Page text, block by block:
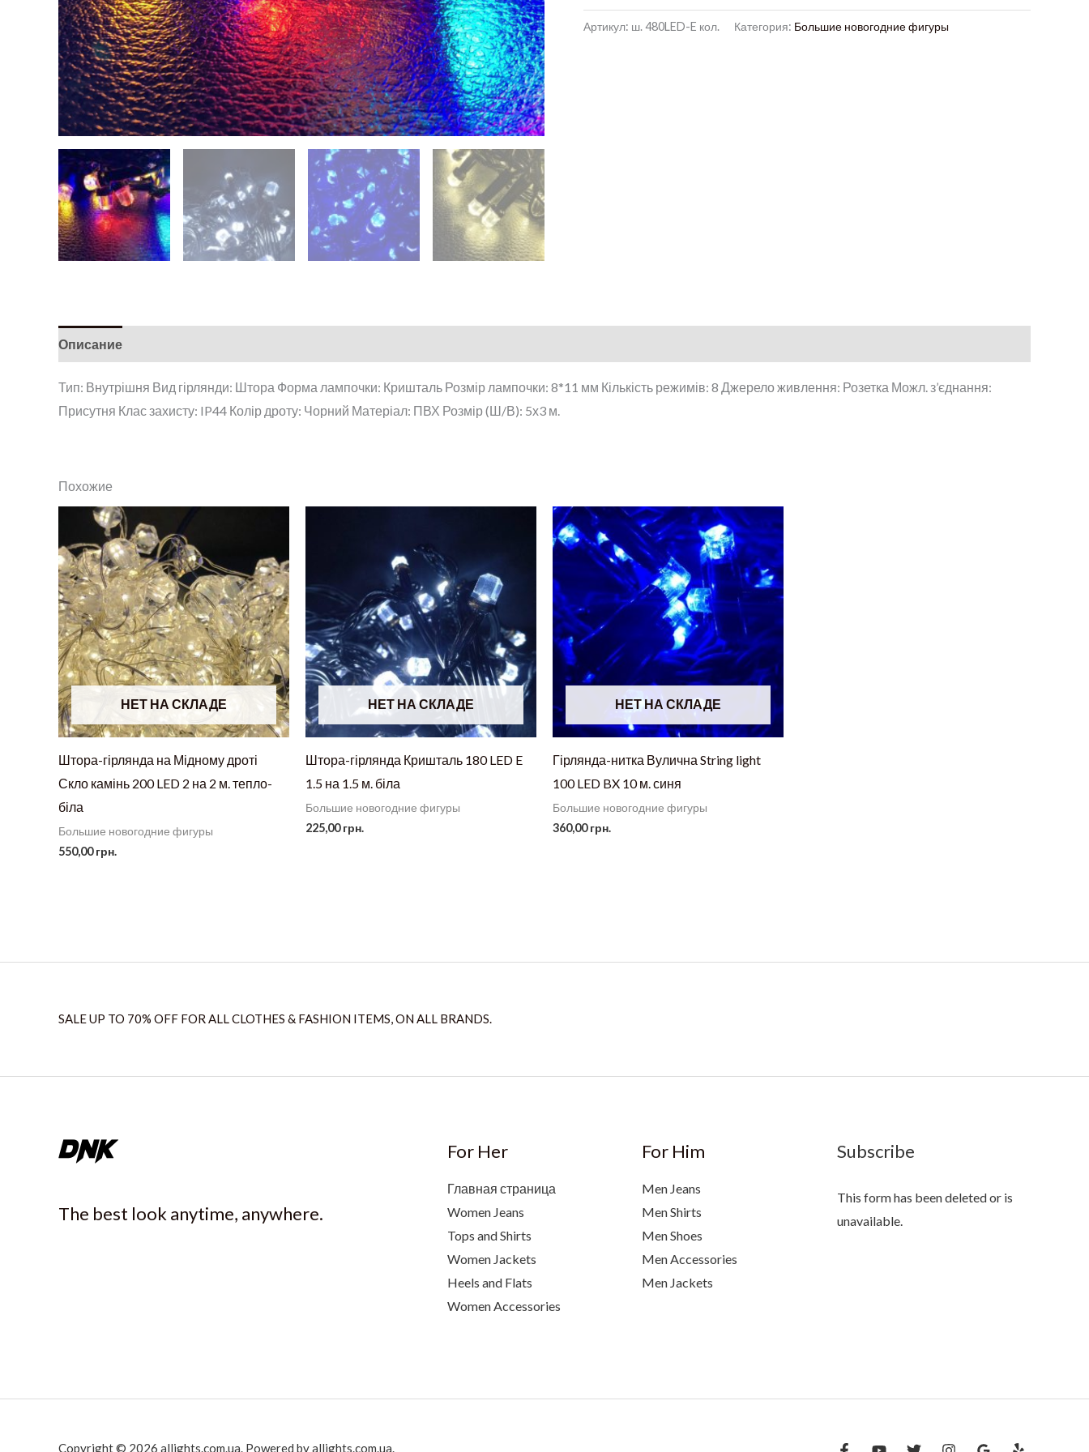
Артикул: ш. 480LED-E кол. Категория: Большие новогодние фигуры
Описание
Тип: Внутрішня Вид гірлянди: Штора Форма лампочки: Кришталь Розмір лампочки: 8*11 мм Кількість режимів: 8 Джерело живлення: Розетка Можл. з’єднання:
Присутня Клас захисту: IP44 Колір дроту: Чорний Матеріал: ПВХ Розмір (Ш/В): 5х3 м.
Похожие
НЕТ НА СКЛАДЕ
Штора-гірлянда на Мідному дроті
Скло камінь 200 LED 2 на 2 м. тепло-
біла
Большие новогодние фигуры
550,00грн.
НЕТ НА СКЛАДЕ
Штора-гірлянда Кришталь 180 LED E
1.5 на 1.5 м. біла
Большие новогодние фигуры
225,00грн.
НЕТ НА СКЛАДЕ
Гірлянда-нитка Вулична String light
100 LED BX 10 м. синя
Большие новогодние фигуры
360,00грн.
SALE UP TO 70% OFF FOR ALL CLOTHES & FASHION ITEMS, ON ALL BRANDS.
The best look anytime, anywhere.
For Her
Главная страница
Women Jeans
Tops and Shirts
Women Jackets
Heels and Flats
Women Accessories
For Him
Men Jeans
Men Shirts
Men Shoes
Men Accessories
Men Jackets
Subscribe
This form has been deleted or is
unavailable.
Copyright © 2026 allights.com.ua. Powered by allights.com.ua.